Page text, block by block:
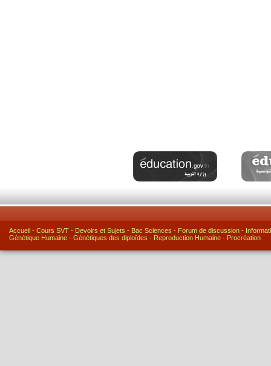
Accueil - Cours SVT - Devoirs et Sujets - Bac Sciences - Forum de discussion -
Génétique Humaine - Génétiques des diploïdes - Reproduction Humaine - Procréation